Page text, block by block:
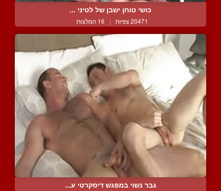
כושי טוחן ישבן של לטיני ...
20471 צפיות | 16 המלצות
גבר נשוי במפגש דיסקרטי ע...